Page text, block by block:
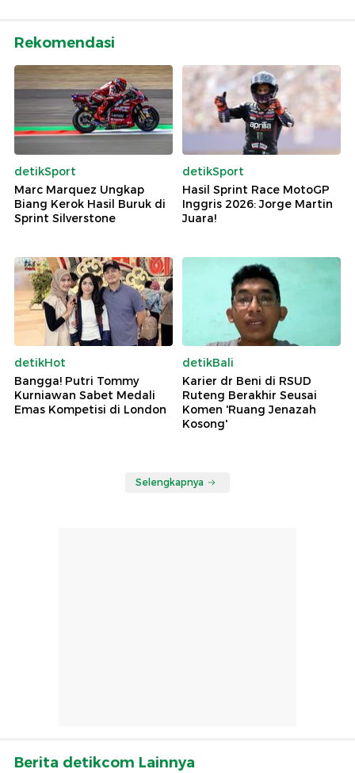
Rekomendasi
detikSport
Marc Marquez Ungkap
Biang Kerok Hasil Buruk di
Sprint Silverstone
detikSport
Hasil Sprint Race MotoGP
Inggris 2026: Jorge Martin
Juara!
detikHot
Bangga! Putri Tommy
Kurniawan Sabet Medali
Emas Kompetisi di London
detikBali
Karier dr Beni di RSUD
Ruteng Berakhir Seusai
Komen 'Ruang Jenazah
Kosong'
Selengkapnya
Berita detikcom Lainnya